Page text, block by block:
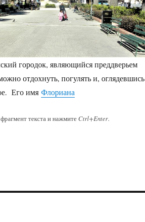
городок, являющийся преддверьем
отдохнуть, погулять и, оглядевшись
Его имя Флориана
текста и нажмите Ctrl+Enter.